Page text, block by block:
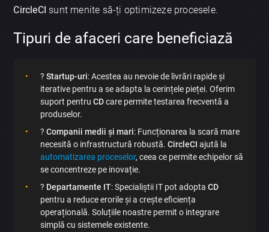
CircleCI sunt menite să-ți optimizeze procesele.
Tipuri de afaceri care beneficiază
?Startup-uri: Acestea au nevoie de livrări rapide și
iterative pentru a se adapta la cerințele pieței. Oferim
suport pentruCDcare permite testarea frecventă a
produselor.
?Companii medii și mari: Funcționarea la scară mare
necesită o infrastructură robustă.CircleCI ajută la
automatizarea proceselor, ceea ce permite echipelor să
se concentreze pe inovație.
? Departamente IT: Specialiștii IT pot adoptaCD
pentru a reduce erorile și a crește eficiența
operațională. Soluțiile noastre permit o integrare
simplă cu sistemele existente.